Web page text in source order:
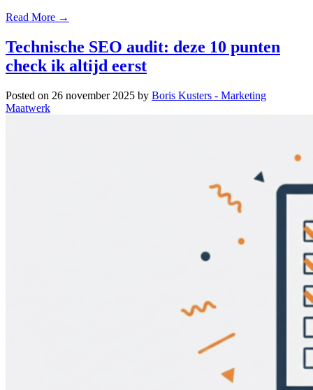
Read More →
Technische SEO audit: deze 10 punten
check ik altijd eerst
Posted on 26 november 2025 by Boris Kusters - Marketing
Maatwerk